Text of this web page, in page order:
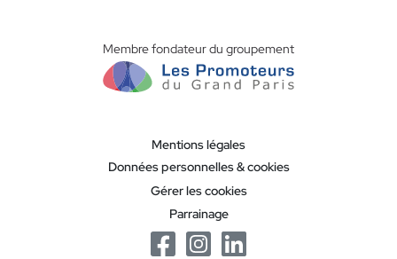
Membre fondateur du groupement
Mentions légales
Données personnelles & cookies
Gérer les cookies
Parrainage